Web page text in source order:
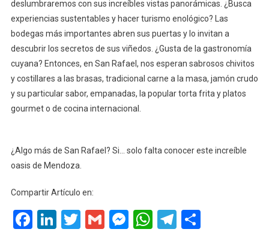
deslumbraremos con sus increíbles vistas panorámicas. ¿Busca
experiencias sustentables y hacer turismo enológico? Las
bodegas más importantes abren sus puertas y lo invitan a
descubrir los secretos de sus viñedos. ¿Gusta de la gastronomía
cuyana? Entonces, en San Rafael, nos esperan sabrosos chivitos
y costillares a las brasas, tradicional carne a la masa, jamón crudo
y su particular sabor, empanadas, la popular torta frita y platos
gourmet o de cocina internacional.
¿Algo más de San Rafael? Si… solo falta conocer este increíble
oasis de Mendoza.
Compartir Artículo en:
Facebook
LinkedIn
Twitter
GmailMessenger
WhatsApp
Telegram